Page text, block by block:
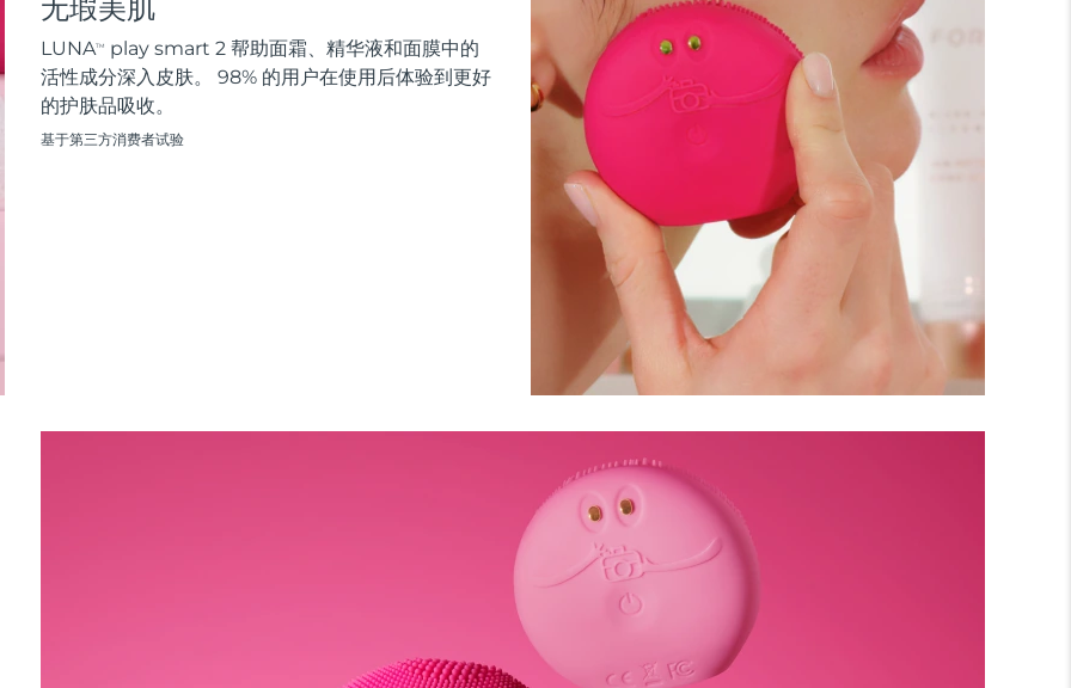
无瑕美肌
LUNATM
play smart 2 帮助面霜、精华液和面膜中的
活性成分深入皮肤。 98% 的用户在使用后体验到更好
的护肤品吸收。
基于第三方消费者试验